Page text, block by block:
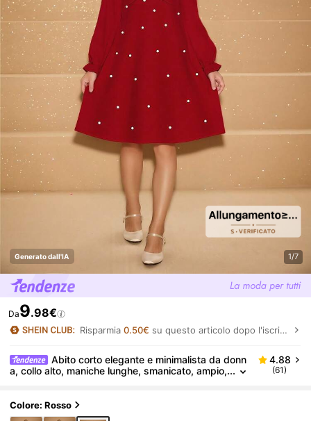
Generato dall'IA 1/7
Da9.98€
Risparmia0.50€ su questo articolo dopo l'iscrizione.
Abito corto elegante e minimalista da donn
a, collo alto, maniche lunghe, smanicato, ampio,
4.88
(61)
Colore: Rosso